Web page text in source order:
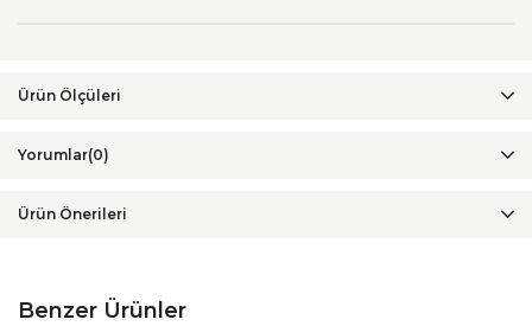
Yorumlar(0)
Ürün Önerileri
Benzer Ürünler